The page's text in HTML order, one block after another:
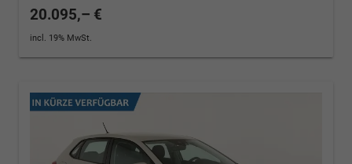
20.095,– €
incl. 19% MwSt.